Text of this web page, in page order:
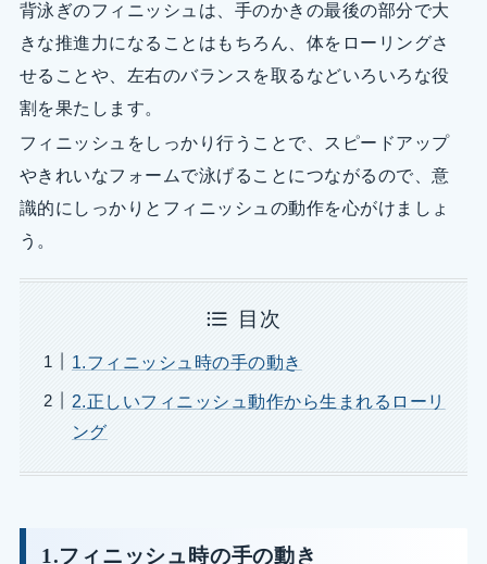
背泳ぎのフィニッシュは、手のかきの最後の部分で大
きな推進力になることはもちろん、体をローリングさ
せることや、左右のバランスを取るなどいろいろな役
割を果たします。
フィニッシュをしっかり行うことで、スピードアップ
やきれいなフォームで泳げることにつながるので、意
識的にしっかりとフィニッシュの動作を心がけましょ
う。
目次
1.フィニッシュ時の手の動き
2.正しいフィニッシュ動作から生まれるローリ
ング
1.フィニッシュ時の手の動き